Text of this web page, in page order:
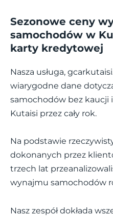
Sezonowe ceny
samochodów w
karty kredytowej
Nasza usługa,
wiarygodne dane
samochodów bez kaucji
Kutaisi przez cały rok.
Na podstawie
dokonanych przez
trzech lat
wynajmu samochodów
Nasz zespół dokłada